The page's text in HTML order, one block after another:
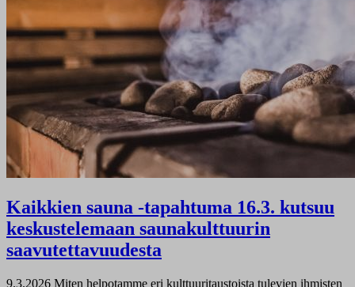
Kaikkien sauna ‑tapahtuma 16.3. kutsuu
keskustelemaan saunakulttuurin
saavutettavuudesta
9.3.2026 Miten helpotamme eri kulttuuritaustoista tulevien ihmisten